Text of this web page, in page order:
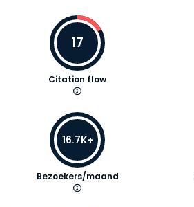
17
Citation flow
16.7K+
Bezoekers/maand